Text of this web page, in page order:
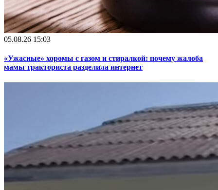
05.08.26 15:03
«Ужасные» хоромы с газом и стиралкой: почему жалоба
мамы тракториста разделила интернет